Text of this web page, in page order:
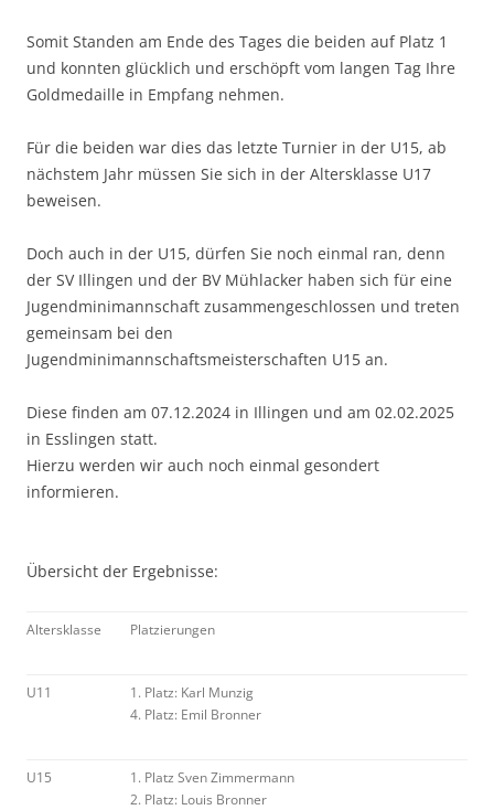
Somit Standen am Ende des Tages die beiden auf Platz 1
und konnten glücklich und erschöpft vom langen Tag Ihre
Goldmedaille in Empfang nehmen.
Für die beiden war dies das letzte Turnier in der U15, ab
nächstem Jahr müssen Sie sich in der Altersklasse U17
beweisen.
Doch auch in der U15, dürfen Sie noch einmal ran, denn
der SV Illingen und der BV Mühlacker haben sich für eine
Jugendminimannschaft zusammengeschlossen und treten
gemeinsam bei den
Jugendminimannschaftsmeisterschaften U15 an.
Diese finden am 07.12.2024 in Illingen und am 02.02.2025
in Esslingen statt.
Hierzu werden wir auch noch einmal gesondert
informieren.
Übersicht der Ergebnisse:
Altersklasse Platzierungen
U11
1. Platz: Karl Munzig
4. Platz: Emil Bronner
U15
1. Platz Sven Zimmermann
2. Platz: Louis Bronner